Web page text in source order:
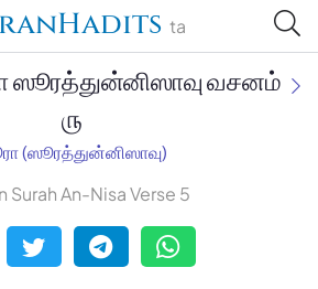
ta
Qasimi,
ஸூரத்துன்னிஸாவு வசனம்
௫
(ஸூரத்துன்னிஸாவு)
Surah An-Nisa Verse 5